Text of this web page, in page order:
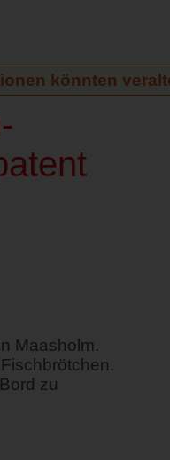
könnten
Maasholm.
zu